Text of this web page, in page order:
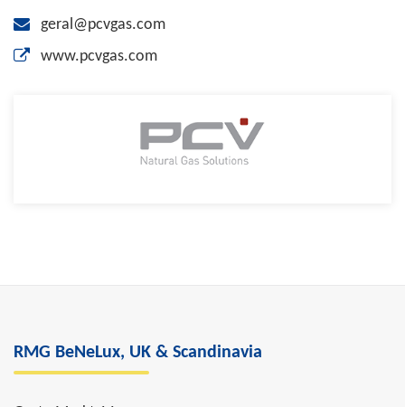
geral@pcvgas.com
www.pcvgas.com
RMG BeNeLux, UK & Scandinavia